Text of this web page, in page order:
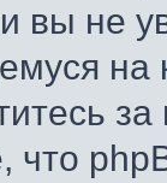
вы не
что